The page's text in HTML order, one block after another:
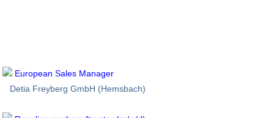
European Sales Manager
Detia Freyberg GmbH (Hemsbach)